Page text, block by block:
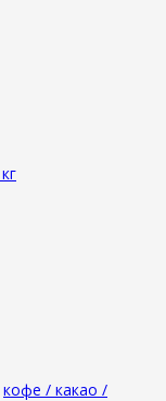
кофе / какао /